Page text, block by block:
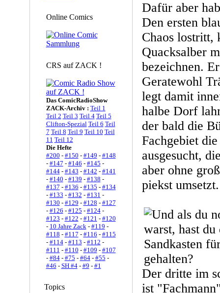
Online Comics
CRS auf ZACK !
Das ComicRadioShow
ZACK-Archiv : Teil 1
Teil 2 Teil 3 Teil 4 Teil 5
Clifton-Spezial Teil 6 Teil
7 Teil 8 Teil 9 Teil 10 Teil
11 Teil 12
Die Hefte
#200 - #150 - #149 - #148
- #147 - #146 - #145 -
#144- #143 - #142 - #141
- #140 - #139 - #138 -
#137 - #136 - #135 - #134
- #133 - #132 - #131 -
#130 - #129 - #128 - #127
- #126 - #125 - #124-
#123 - #122 - #121 - #120
- 10 Jahre Zack- #119 -
#118 - #117 - #116 - #115
- #114- #113 - #112 -
#111 - #110 - #109 - #107
- #84- #75 - #64- #55 -
#46 - SH #4- #9 - #1
Topics
Dafür aber
Den ersten
Chaos lostritt,
Quacksalber
bezeichnen.
Geratewohl
legt damit
halbe Dorf
der bald die
Fachgebiet
ausgesucht,
aber ohne
piekst umsetzt.
Der dritte im
ist